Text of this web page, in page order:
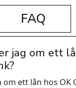
FAQ
jag om ett
om ett lån hos OK